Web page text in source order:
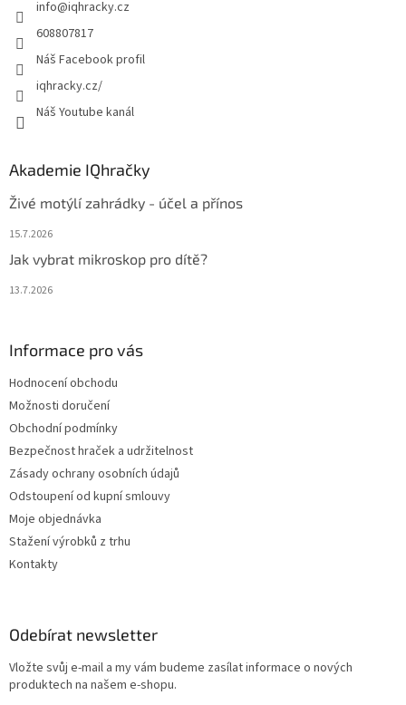
info@iqhracky.cz
608807817
Náš Facebook profil
iqhracky.cz/
Náš Youtube kanál
Akademie IQhračky
Živé motýlí zahrádky - účel a přínos
15.7.2026
Jak vybrat mikroskop pro dítě?
13.7.2026
Informace pro vás
Hodnocení obchodu
Možnosti doručení
Obchodní podmínky
Bezpečnost hraček a udržitelnost
Zásady ochrany osobních údajů
Odstoupení od kupní smlouvy
Moje objednávka
Stažení výrobků z trhu
Kontakty
Odebírat newsletter
Vložte svůj e-mail a my vám budeme zasílat informace o nových
produktech na našem e-shopu.